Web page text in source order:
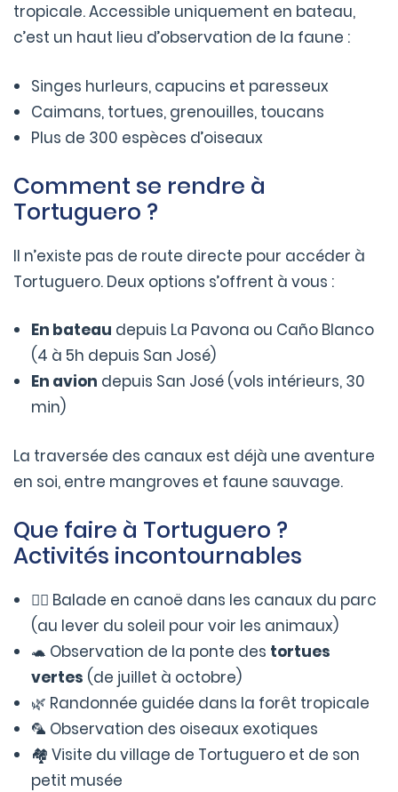
tropicale. Accessible uniquement en bateau,
c’est un haut lieu d’observation de la faune :
Singes hurleurs, capucins et paresseux
Caimans, tortues, grenouilles, toucans
Plus de 300 espèces d’oiseaux
Comment se rendre à
Tortuguero ?
Il n’existe pas de route directe pour accéder à
Tortuguero. Deux options s’offrent à vous :
En bateau depuis La Pavona ou Caño Blanco
(4 à 5h depuis San José)
En avion depuis San José (vols intérieurs, 30
min)
La traversée des canaux est déjà une aventure
en soi, entre mangroves et faune sauvage.
Que faire à Tortuguero ?
Activités incontournables
🚣‍♂️ Balade en canoë dans les canaux du parc
(au lever du soleil pour voir les animaux)
🐢 Observation de la ponte des tortues
vertes (de juillet à octobre)
🌿 Randonnée guidée dans la forêt tropicale
🦜 Observation des oiseaux exotiques
🏘️ Visite du village de Tortuguero et de son
petit musée